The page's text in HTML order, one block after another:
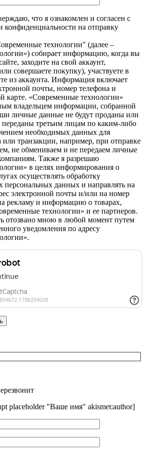
что я ознакомлен и согласен с
конфиденциальности на отправку
технологии" (далее –
собирает информацию, когда вы
заходите на свой аккаунт,
совершаете покупку), участвуете в
из аккаунта. Информация включает
почты, номер телефона и
карте. «Современные технологии»
владельцем информации, собранной
личные данные не будут проданы или
третьим лицам по каким-либо
необходимых данных для
или транзакции, например, при отправке
не обмениваем и не передаем личные
Также я разрешаю
в целях информирования о
осуществлять обработку
данных и направлять на
электронной почты и/или на номер
рекламу и информацию о товарах,
технологии» и ее партнеров.
отозвано мною в любой момент путем
уведомления по адресу
placeholder "Ваше имя" akismet:author]